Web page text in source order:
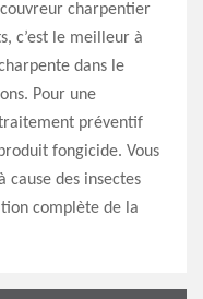
charpentier
c’est le meilleur à
dans le
Pour une
préventif
fongicide. Vous
cause des insectes
complète de la